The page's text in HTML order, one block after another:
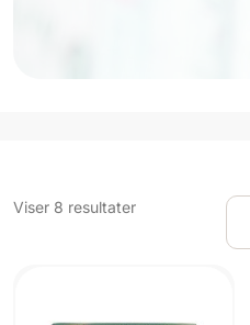
Viser 8 resultaterSorteret